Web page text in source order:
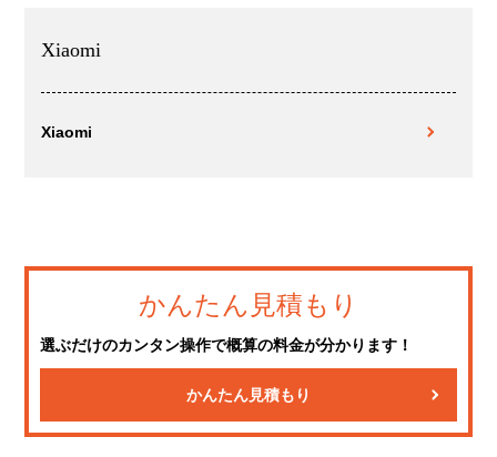
Xiaomi
Xiaomi
かんたん見積もり
選ぶだけのカンタン操作で概算の料金が分かります！
かんたん見積もり